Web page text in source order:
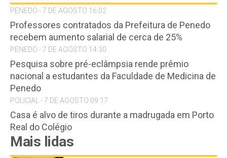
PENEDO - 7 DE AGOSTO 16:02
Professores contratados da Prefeitura de Penedo
recebem aumento salarial de cerca de 25%
PENEDO - 7 DE AGOSTO 14:30
Pesquisa sobre pré-eclâmpsia rende prêmio
nacional a estudantes da Faculdade de Medicina de
Penedo
POLICIAL - 7 DE AGOSTO 09:17
Casa é alvo de tiros durante a madrugada em Porto
Real do Colégio
Mais lidas